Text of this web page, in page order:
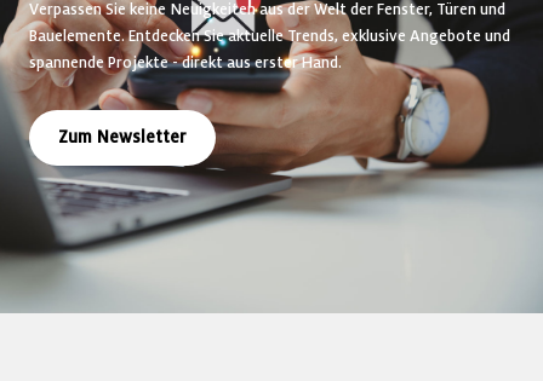
Verpassen Sie keine Neuigkeiten aus der Welt der Fenster, Türen und
Bauelemente. Entdecken Sie aktuelle Trends, exklusive Angebote und
spannende Projekte - direkt aus erster Hand.
Zum Newsletter